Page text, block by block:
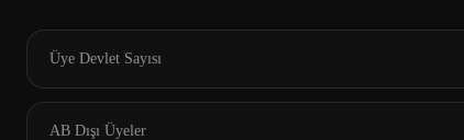
Üye Devlet Sayısı
AB Dışı Üyeler